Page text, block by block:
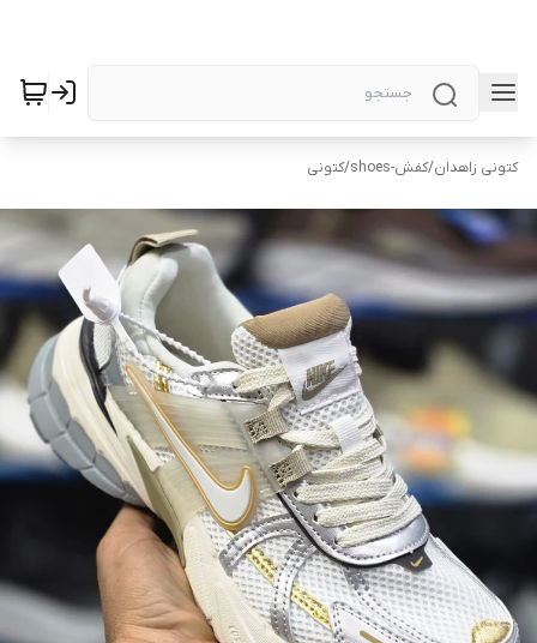
کتونی زاهدان/کفش-shoes /کتونی